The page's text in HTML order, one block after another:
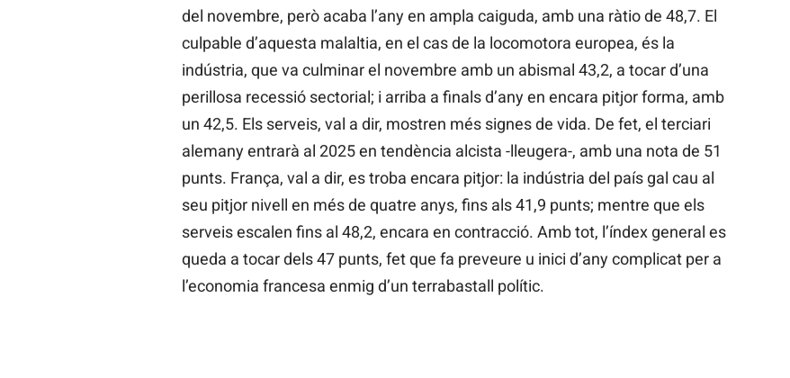
del novembre, però acaba l’any en ampla caiguda, amb una ràtio de 48,7. El
culpable d’aquesta malaltia, en el cas de la locomotora europea, és la
indústria, que va culminar el novembre amb un abismal 43,2, a tocar d’una
perillosa recessió sectorial; i arriba a finals d’any en encara pitjor forma, amb
un 42,5. Els serveis, val a dir, mostren més signes de vida. De fet, el terciari
alemany entrarà al 2025 en tendència alcista -lleugera-, amb una nota de 51
punts. França, val a dir, es troba encara pitjor: la indústria del país gal cau al
seu pitjor nivell en més de quatre anys, fins als 41,9 punts; mentre que els
serveis escalen fins al 48,2, encara en contracció. Amb tot, l’índex general es
queda a tocar dels 47 punts, fet que fa preveure u inici d’any complicat per a
l’economia francesa enmig d’un terrabastall polític.